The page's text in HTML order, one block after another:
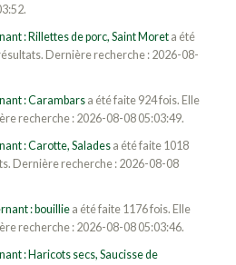
: Rillettes de porc, Saint Moreta été
Dernière recherche : 2026-08-
: Carambarsa été faite 924 fois. Elle
recherche : 2026-08-08 05:03:49.
: Carotte, Saladesa été faite 1018
Dernière recherche : 2026-08-08
: bouilliea été faite 1176 fois. Elle
recherche : 2026-08-08 05:03:46.
: Haricots secs, Saucisse de